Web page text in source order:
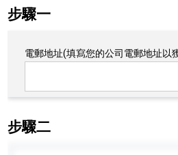
步驟一
電郵地址(填寫您的公司電郵地址以
步驟二